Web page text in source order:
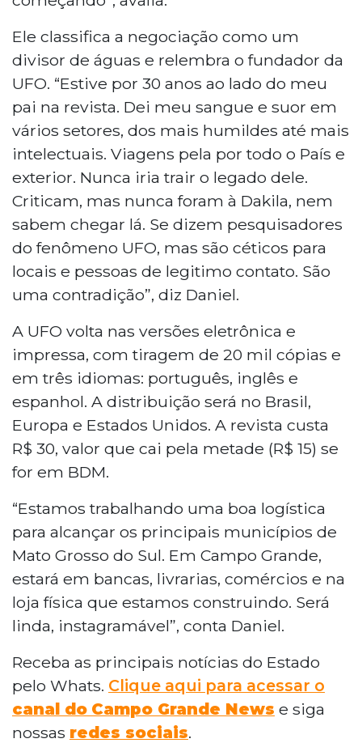
Ele classifica a negociação como um
divisor de águas e relembra o fundador da
UFO. “Estive por 30 anos ao lado do meu
pai na revista. Dei meu sangue e suor em
vários setores, dos mais humildes até mais
intelectuais. Viagens pela por todo o País e
exterior. Nunca iria trair o legado dele.
Criticam, mas nunca foram à Dakila, nem
sabem chegar lá. Se dizem pesquisadores
do fenômeno UFO, mas são céticos para
locais e pessoas de legitimo contato. São
uma contradição”, diz Daniel.
A UFO volta nas versões eletrônica e
impressa, com tiragem de 20 mil cópias e
em três idiomas: português, inglês e
espanhol. A distribuição será no Brasil,
Europa e Estados Unidos. A revista custa
R$ 30, valor que cai pela metade (R$ 15) se
for em BDM.
“Estamos trabalhando uma boa logística
para alcançar os principais municípios de
Mato Grosso do Sul. Em Campo Grande,
estará em bancas, livrarias, comércios e na
loja física que estamos construindo. Será
linda, instagramável”, conta Daniel.
Receba as principais notícias do Estado
pelo Whats. Clique aqui para acessar o
canal do Campo Grande News e siga
nossas redes sociais.